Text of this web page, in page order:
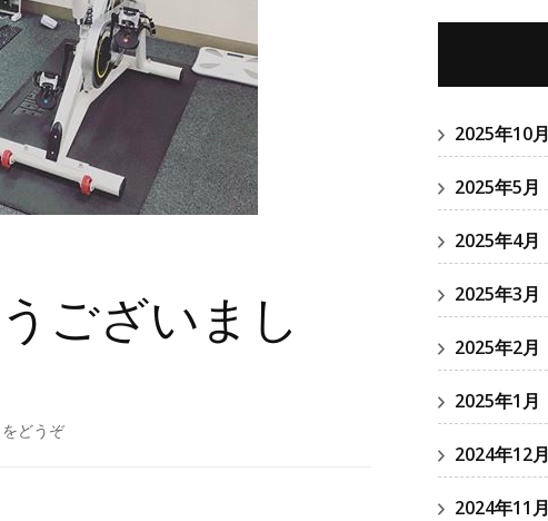
ございまし
どうぞ
2025年10月
2025年5月
2025年4月
2025年3月
2025年2月
2025年1月
2024年12月
2024年11月